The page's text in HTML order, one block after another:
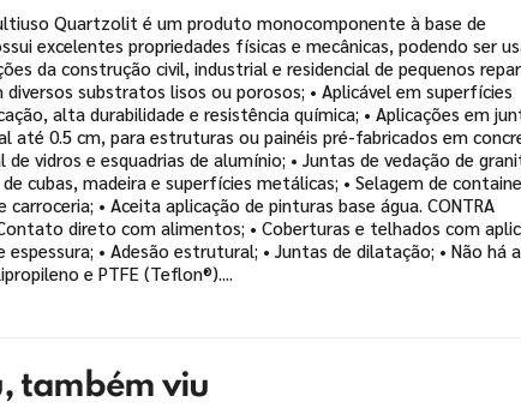
Quartzolit é um produto monocomponente à base de
excelentes propriedades físicas e mecânicas, podendo ser
da construção civil, industrial e residencial de pequenos
diversos substratos lisos ou porosos; • Aplicável em superfícies
alta durabilidade e resistência química; • Aplicações em
até 0.5 cm, para estruturas ou painéis pré-fabricados em
de vidros e esquadrias de alumínio; • Juntas de vedação de
cubas, madeira e superfícies metálicas; • Selagem de
• Aceita aplicação de pinturas base água. CONTRA
Contato direto com alimentos; • Coberturas e telhados com
espessura; • Adesão estrutural; • Juntas de dilatação; • Não há
e PTFE (Teflon®)....
também viu